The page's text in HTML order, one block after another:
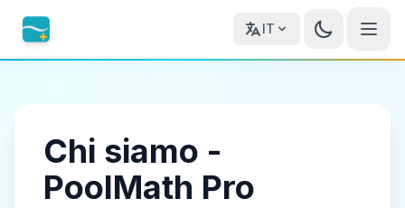
IT
Chi siamo -
PoolMath Pro